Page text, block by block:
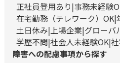
正社員登用あり 事務未経験
在宅勤務（テレワーク）OK
土日休み 上場企業 グローバ
学歴不問 社会人未経験OK
障害への配慮事項から探す